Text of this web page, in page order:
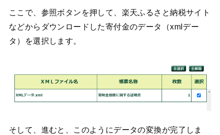
ここで、参照ボタンを押して、楽天ふるさと納税サイト
などからダウンロードした寄付金のデータ（xmlデー
タ）を選択します。
そして、進むと、このようにデータの変換が完了しま